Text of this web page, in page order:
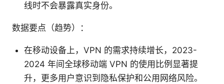
线时不会暴露真实身份。
数据要点（趋势）：
在移动设备上，VPN 的需求持续增长，2023-
2024 年间全球移动端 VPN 的使用比例显著提
升，更多用户意识到隐私保护和公用网络风险。